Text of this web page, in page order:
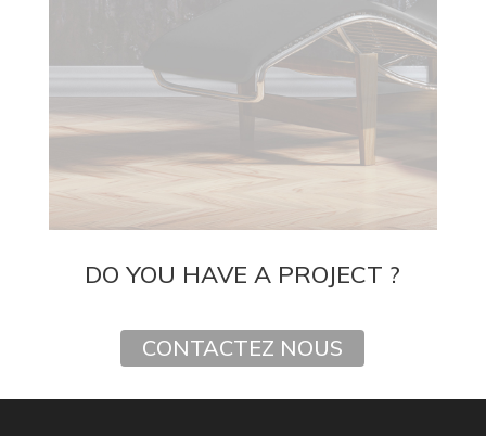
DO YOU HAVE A PROJECT ?
CONTACTEZ NOUS